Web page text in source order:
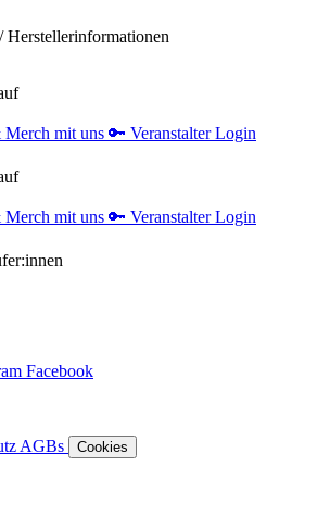
Herstellerinformationen
Merch mit uns 🔑 Veranstalter Login
Merch mit uns 🔑 Veranstalter Login
Facebook
AGBs Cookies